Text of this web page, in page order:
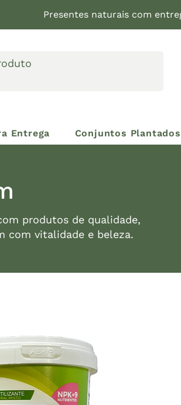
Presentes naturais com
Entrega Conjuntos Plantados
produtos de qualidade,
com vitalidade e beleza.